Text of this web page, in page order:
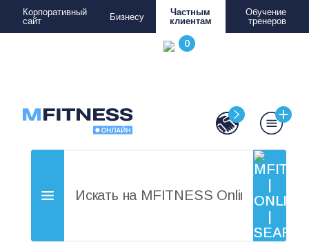
Корпоративный
сайт
Бизнесу
Частным
клиентам
Обучение
тренеров